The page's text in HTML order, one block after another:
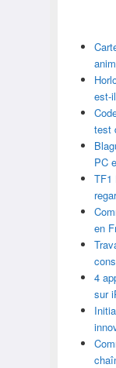
est-
test
PC
TF1
en
4
sur